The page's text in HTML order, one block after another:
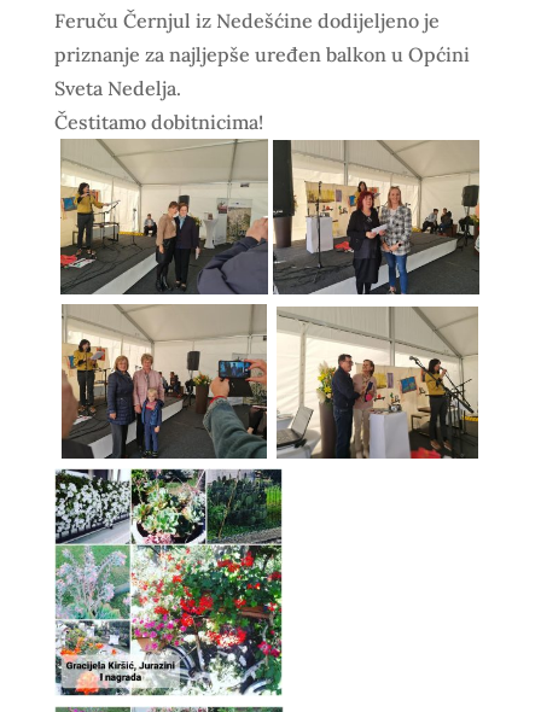
Feruču Černjul iz Nedešćine dodijeljeno je
priznanje za najljepše uređen balkon u Općini
Sveta Nedelja.
Čestitamo dobitnicima!